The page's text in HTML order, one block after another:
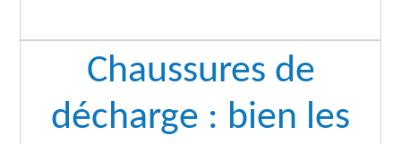
Chaussures de
décharge : bien les